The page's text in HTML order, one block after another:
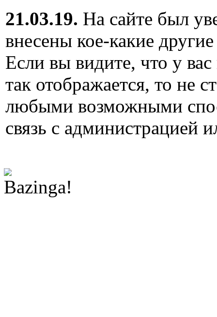
21.03.19. На сайте был
внесены кое-какие
Если вы видите, что у
так отображается, то не
любыми возможными
связь с администрацией